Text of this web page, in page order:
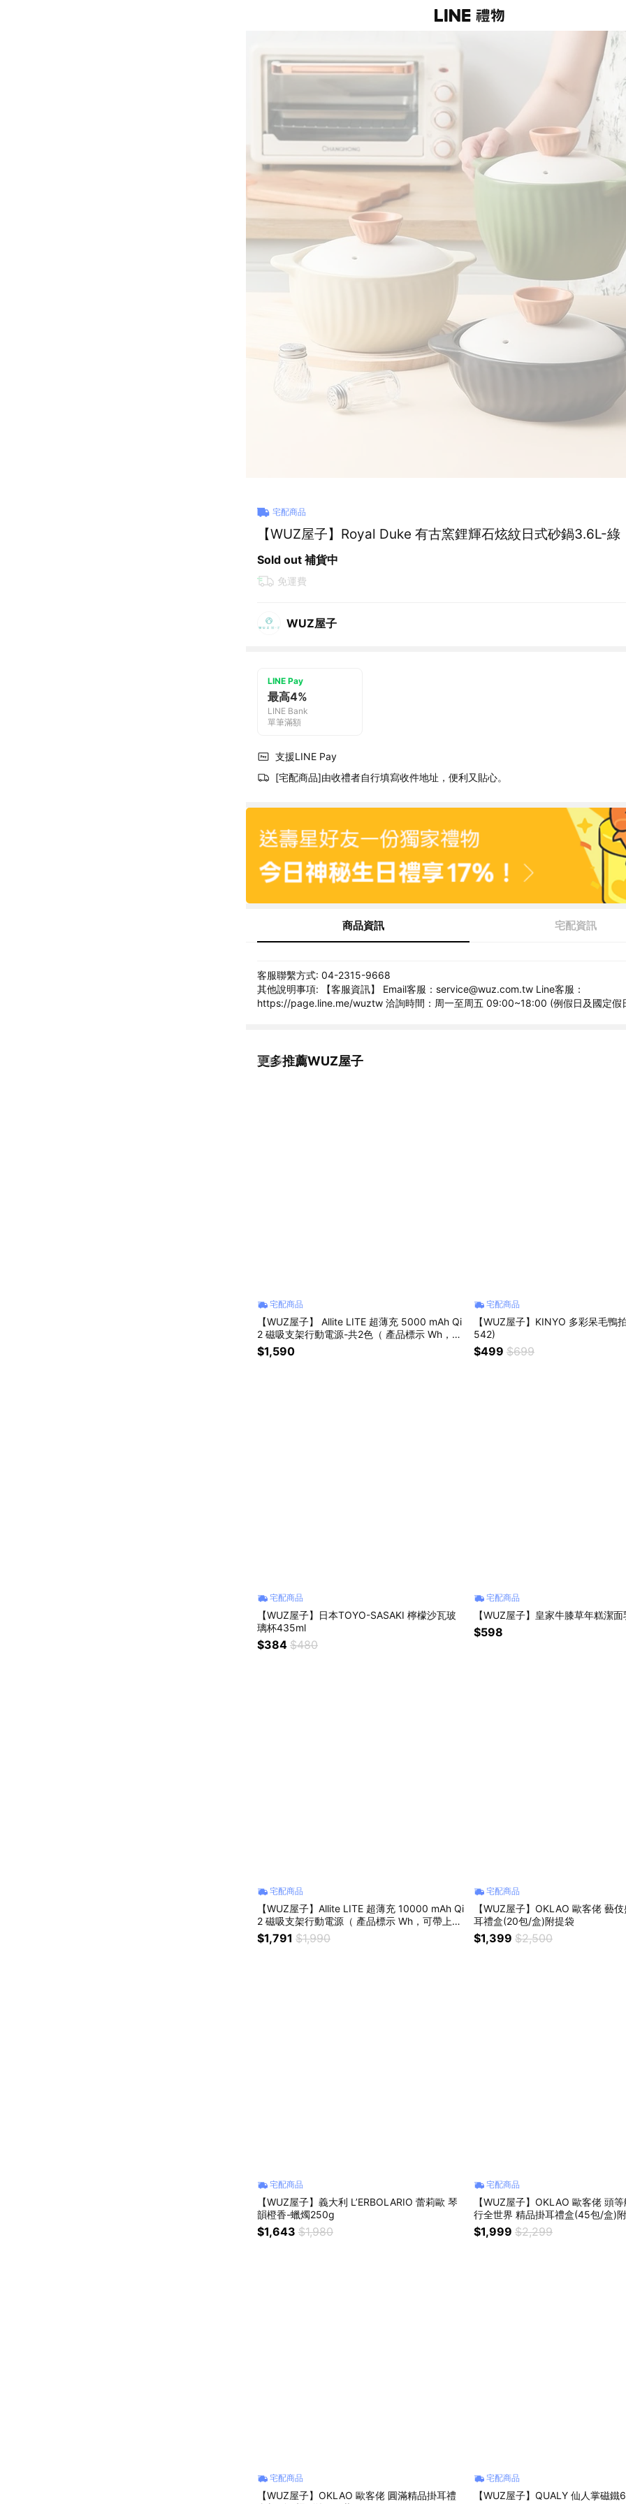
宅配商品
【WUZ屋子】Royal Duke 有古窯鋰輝石炫紋日式砂鍋3.6L-綠
Sold out 補貨中
免運費
WUZ屋子
LINE Pay
最高4%
LINE Bank
單筆滿額
支援LINE Pay
[宅配商品]由收禮者自行填寫收件地址，便利又貼心。
商品資訊 宅配資訊
客服聯繫方式: 04-2315-9668
其他說明事項: 【客服資訊】 Email客服：service@wuz.com.tw Line客服：
https://page.line.me/wuztw 洽詢時間：周一至周五 09:00~18:00 (例假日及國定假
更多推薦WUZ屋子
看更多
宅配商品
【WUZ屋子】 Allite LITE 超薄充 5000 mAh Qi
2 磁吸支架行動電源-共2色（ 產品標示 Wh，可
帶上飛機 ）
$1,590
宅配商品
【WUZ屋子】KINYO 多彩呆毛鴨
542)
$499 $699
宅配商品
【WUZ屋子】日本TOYO-SASAKI 檸檬沙瓦玻
璃杯435ml
$384 $480
宅配商品
【WUZ屋子】皇家牛膝草年糕潔
$598
宅配商品
【WUZ屋子】Allite LITE 超薄充 10000 mAh Qi
2 磁吸支架行動電源（ 產品標示 Wh，可帶上飛
機 ）
$1,791 $1,990
宅配商品
【WUZ屋子】OKLAO 歐客佬 藝
耳禮盒(20包/盒)附提袋
$1,399 $2,500
宅配商品
【WUZ屋子】義大利 L’ERBOLARIO 蕾莉歐 琴
韻橙香-蠟燭250g
$1,643 $1,980
宅配商品
【WUZ屋子】OKLAO 歐客佬 頭
行全世界 精品掛耳禮盒(45包/盒)
$1,999 $2,299
宅配商品
【WUZ屋子】OKLAO 歐客佬 圓滿精品掛耳禮
宅配商品
【WUZ屋子】QUALY 仙人掌磁鐵